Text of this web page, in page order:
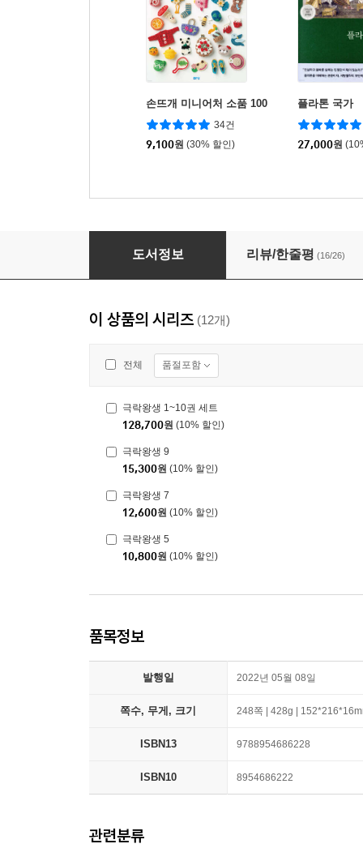
손뜨개 미니어처 소품 100
34건
9,100원 (30% 할인)
플라톤 국가
27,000원
극락왕생 5
도서정보 리뷰/한줄평 (16/26)
이 상품의 시리즈 (12개)
전체 품절포함
극락왕생 1~10권 세트
128,700원 (10% 할인)
극락왕생 9
15,300원 (10% 할인)
극락왕생 7
12,600원 (10% 할인)
극락왕생 5
10,800원 (10% 할인)
품목정보
발행일 2022년 05월 08일
쪽수, 무게, 크기 248쪽 | 428g |
ISBN13 9788954686228
ISBN10 8954686222
관련분류